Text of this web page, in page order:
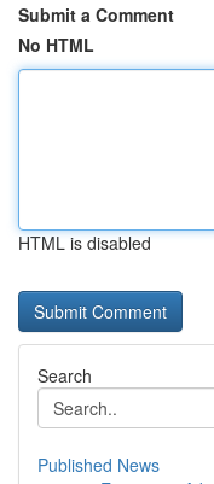
Submit a Comment
No HTML
HTML is disabled
Search
Published News